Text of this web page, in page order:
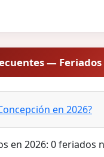
— Feriados
en 2026?
en 2026: 0 feriados